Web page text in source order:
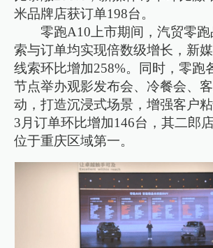
米品牌店获订单198台。
零跑A10上市期间，汽贸零
索与订单均实现倍数级增长，新
线索环比增加258%。同时，零跑
节点举办观影发布会、冷餐会、
动，打造沉浸式场景，增强客户
3月订单环比增加146台，其二郎
位于重庆区域第一。